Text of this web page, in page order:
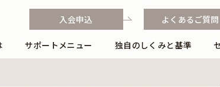
サポートメニュー
独自のしくみと基準
入会申込 よくあるご質問